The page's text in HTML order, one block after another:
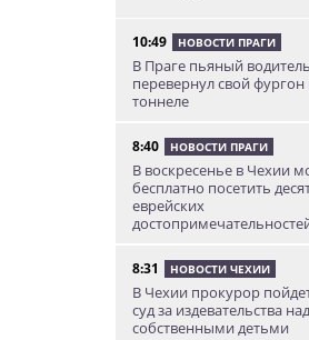
10:49 НОВОСТИ ПРАГИ
В Праге пьяный водитель
перевернул свой фургон
тоннеле
8:40 НОВОСТИ ПРАГИ
В воскресенье в Чехии
бесплатно посетить
еврейских
8:31 НОВОСТИ ЧЕХИИ
В Чехии прокурор
суд за издевательства над
собственными детьми